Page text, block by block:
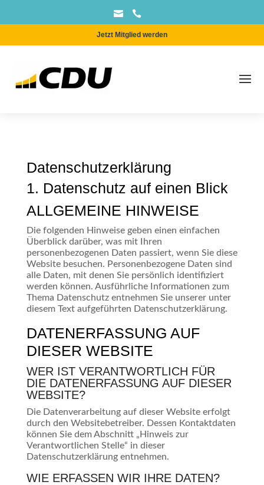
 
Jetzt Mitglied werden
Datenschutz­erklärung
1. Datenschutz auf einen Blick
ALLGEMEINE HINWEISE
Die folgenden Hinweise geben einen einfachen
Überblick darüber, was mit Ihren
personenbezogenen Daten passiert, wenn Sie diese
Website besuchen. Personenbezogene Daten sind
alle Daten, mit denen Sie persönlich identifiziert
werden können. Ausführliche Informationen zum
Thema Datenschutz entnehmen Sie unserer unter
diesem Text aufgeführten Datenschutzerklärung.
DATENERFASSUNG AUF
DIESER WEBSITE
WER IST VERANTWORTLICH FÜR
DIE DATENERFASSUNG AUF DIESER
WEBSITE?
Die Datenverarbeitung auf dieser Website erfolgt
durch den Websitebetreiber. Dessen Kontaktdaten
können Sie dem Abschnitt „Hinweis zur
Verantwortlichen Stelle“ in dieser
Datenschutzerklärung entnehmen.
WIE ERFASSEN WIR IHRE DATEN?